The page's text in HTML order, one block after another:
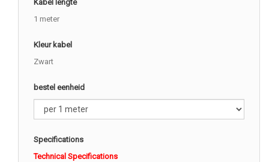
Kabel lengte
1 meter
Kleur kabel
Zwart
bestel eenheid
Specifications
Technical Specifications